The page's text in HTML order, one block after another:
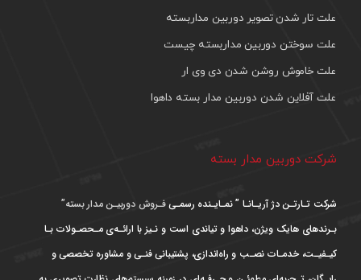
علت تار شدن تصویر دوربین مداربسته
علت سوختن دوربین مداربسته چیست
علت خاموش روشن شدن دی وی ار
علت آفلاین شدن دوربین مدار بسته داهوا
شرکت دوربین مدار بسته
شرکت تـارتـن دژ آریـانـا ” نمـایـنده رسمـیفـروش دوربیـن مدار بسته”
بـرندهای هایک ویژن، داهوا و تیاندی است و نـیز با ارائـه‌ی مـحصـولات بـا
کیـفیـت، خدمـات نصـب و راه‌اندازی، پشتیبانی فنـی و مشاوره تخصصی و